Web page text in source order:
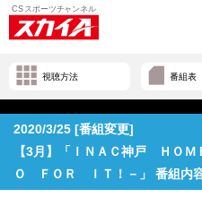
視聴方法 番組表
2020/3/25 [番組変更]
【3月】「ＩＮＡＣ神戸 ＨＯ
Ｏ ＦＯＲ ＩＴ！－」 番組内